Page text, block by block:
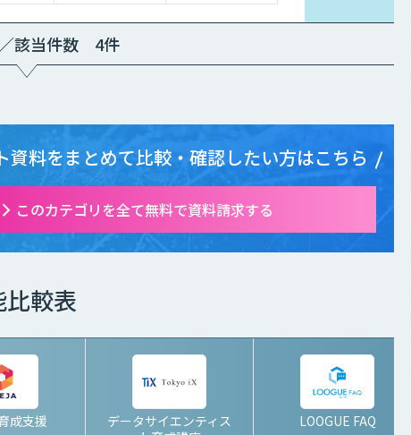
該当件数 4件
資料をまとめて比較・確認したい方はこちら
このカテゴリを全て無料で資料請求する
較表
成支援
データサイエンティス
LOOGUE FAQ